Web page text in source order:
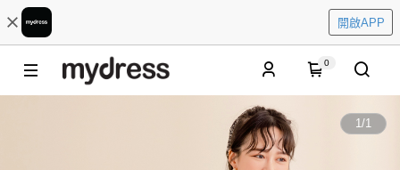
開啟APP
0
1/1